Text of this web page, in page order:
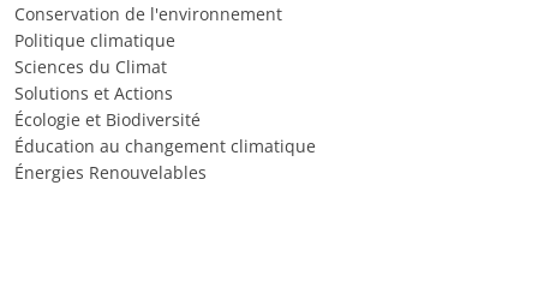
Conservation de l'environnement
Politique climatique
Sciences du Climat
Solutions et Actions
Écologie et Biodiversité
Éducation au changement climatique
Énergies Renouvelables